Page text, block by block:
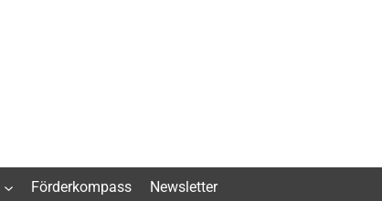
Förderkompass Newsletter